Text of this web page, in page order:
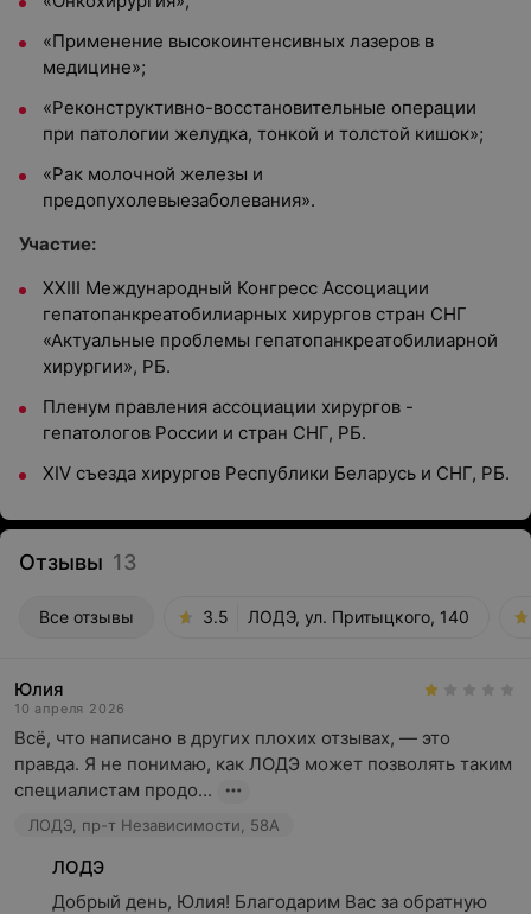
«Применение высокоинтенсивных лазеров в
медицине»;
«Реконструктивно-восстановительные операции
при патологии желудка, тонкой и толстой кишок»;
«Рак молочной железы и
предопухолевыезаболевания».
Участие:
ХХIII Международный Конгресс Ассоциации
гепатопанкреатобилиарных хирургов стран СНГ
«Актуальные проблемы гепатопанкреатобилиарной
хирургии», РБ.
Пленум правления ассоциации хирургов -
гепатологов России и стран СНГ, РБ.
XIV съезда хирургов Республики Беларусь и СНГ, РБ.
Отзывы 13
Все отзывы 3.5 ЛОДЭ, ул. Притыцкого, 140
Юлия
10 апреля 2026
Всё, что написано в других плохих отзывах, — это
правда. Я не понимаю, как ЛОДЭ может позволять таким
специалистам продо...
ЛОДЭ, пр-т Независимости, 58А
ЛОДЭ
Добрый день, Юлия! Благодарим Вас за обратную